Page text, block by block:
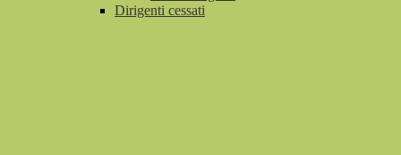
Dirigenti cessati